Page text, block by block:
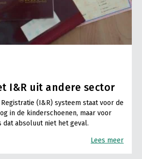
I&R uit andere sector
(I&R) systeem staat voor de
in de kinderschoenen, maar voor
dat absoluut niet het geval.
Lees meer